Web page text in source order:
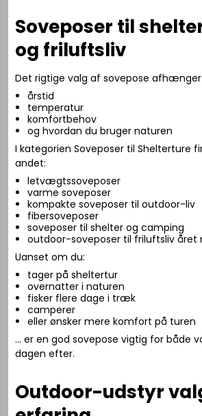
Soveposer til
og friluftsliv
Det rigtige valg af sovepose
årstid
temperatur
komfortbehov
og hvordan du bruger naturen
I kategorien Soveposer til Shelterture
andet:
letvægtssoveposer
varme soveposer
kompakte soveposer til outdoor-liv
fibersoveposer
soveposer til shelter og camping
outdoor-soveposer til friluftsliv året
Uanset om du:
tager på sheltertur
overnatter i naturen
fisker flere dage i træk
camperer
eller ønsker mere komfort på turen
… er en god sovepose vigtig for både
dagen efter.
Outdoor-udstyr